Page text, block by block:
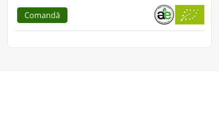
Comandă